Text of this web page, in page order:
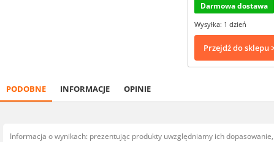
Darmowa dostawa
Wysyłka: 1 dzień
Przejdź do sklepu
PODOBNE INFORMACJE OPINIE
Informacja o wynikach: prezentując produkty uwzględniamy ich